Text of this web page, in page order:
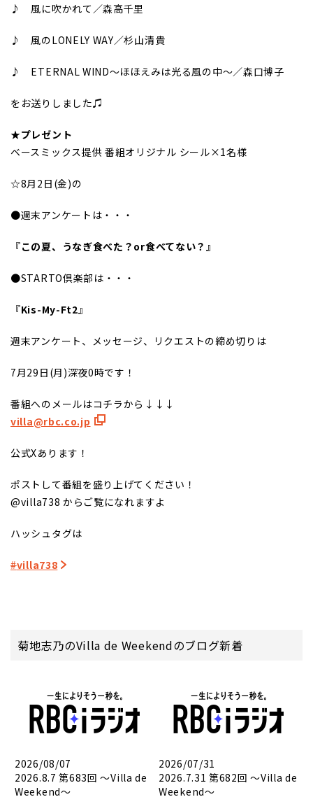
♪ 風に吹かれて／森高千里
♪ 風のLONELY WAY／杉山清貴
♪ ETERNAL WIND～ほほえみは光る風の中～／森口博子
をお送りしました♫
★プレゼント
ベースミックス提供 番組オリジナル シール×1名様
☆8月2日(金)の
●週末アンケートは・・・
『この夏、うなぎ食べた？or食べてない？』
●STARTO倶楽部は・・・
『Kis-My-Ft2 』
週末アンケート、メッセージ、リクエストの締め切りは
7月29日(月)深夜0時です！
番組へのメールはコチラから↓↓↓
villa@rbc.co.jp
公式Xあります！
ポストして番組を盛り上げてください！
@villa738 からご覧になれますよ
ハッシュタグは
#villa738
菊地志乃のVilla de Weekendのブログ新着
2026/08/07
2026.8.7 第683回 ～Villa de
Weekend～
2026/07/31
2026.7.31 第682回 ～Villa de
Weekend～